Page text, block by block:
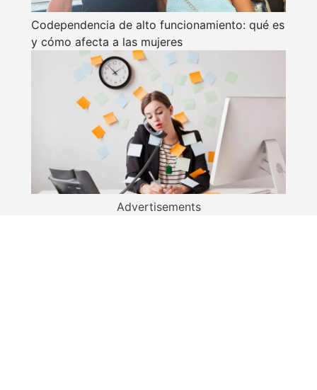
Codependencia de alto funcionamiento: qué es
y cómo afecta a las mujeres
Advertisements